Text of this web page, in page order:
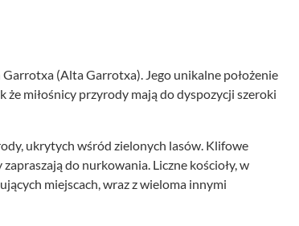
(Alta Garrotxa). Jego unikalne położenie
że miłośnicy przyrody mają do dyspozycji szeroki
ukrytych wśród zielonych lasów. Klifowe
do nurkowania. Liczne kościoły, w
miejscach, wraz z wieloma innymi